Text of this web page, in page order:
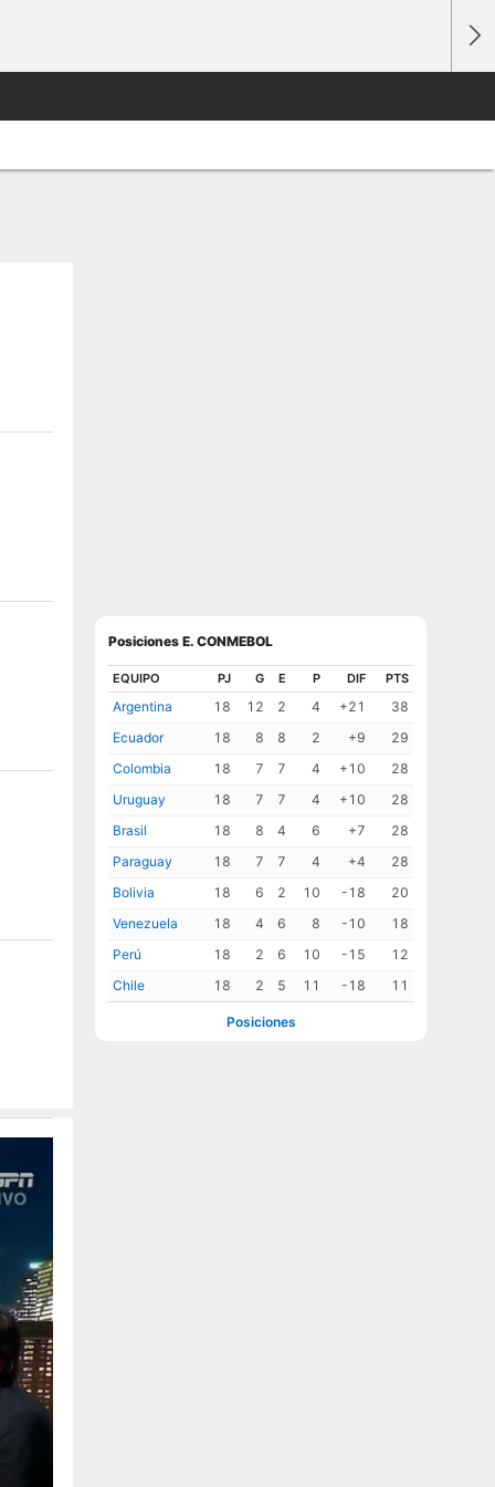
Posiciones E. CONMEBOL
EQUIPO PJ G E P DIF PTS
Argentina 18 12 2 4 +21
38
Ecuador
18 8 8 2 +9
29
Colombia
18 7 7 4 +10
28
Uruguay
18 7 7 4 +10
28
Brasil
18 8 4 6 +7
28
Paraguay
18 7 7 4 +4
28
Bolivia
18 6 2 10 -18
20
Venezuela
18 4 6 8 -10
18
Perú
18 2 6 10 -15
12
Chile
18 2 5 11 -18 11
Posiciones